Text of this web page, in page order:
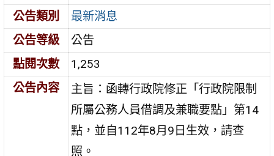
公告類別
最新消息
公告等級
公告
點閱次數
1,253
公告內容
主旨：函轉行政院修正「行政院限制
所屬公務人員借調及兼職要點」第14
點，並自112年8月9日生效，請查
照。